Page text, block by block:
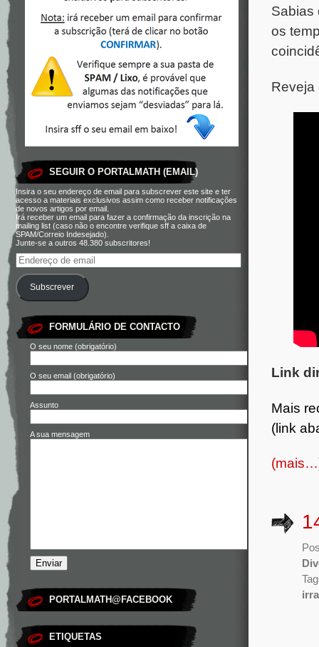
SEGUIR O PORTALMATH (EMAIL)
Insira o seu endereço de email para subscrever este site e ter
acesso a materiais exclusivos assim como receber notificações
de novos artigos por email.
Irá receber um email para fazer a confirmação da inscrição na
mailing list (caso não o encontre verifique sff a caixa de
SPAM/Correio Indesejado).
Junte-se a outros 48.380 subscritores!
Subscrever
FORMULÁRIO DE CONTACTO
O seu nome (obrigatório)
O seu email (obrigatório)
Assunto
A sua mensagem
PORTALMATH@FACEBOOK
ETIQUETAS
Sabias
os
Reveja
Link
Mais
(link